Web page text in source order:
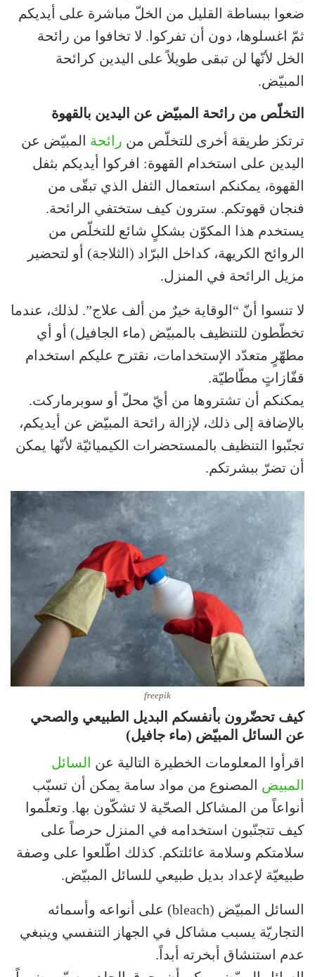
ضعوا ببساطة القليل من الخلّ مباشرة على أيديكم
ثمّ اغسلوها، دون أن تفركوا. لا تخافوا من رائحة
الخل لأنّها لن تبقى طويلاً على اليدين كرائحة
المبيّض.
التخلّص من رائحة المبيّض عن اليدين بالقهوة
ترتكز طريقة أخرى للتخلّص من رائحة المبيّض عن
اليدين على استخدام القهوة: افركوا أيديكم بثفل
القهوة، يمكنكم استعمال الثفل الذي تبقّى من
فنجان قهوتكم. سترون كيف ستختفي الرائحة.
يستخدم هذا المكوّن بشكلٍ شائع للتخلّص من
الروائح الكريهة، كداخل البرّاد (الثلاجة) أو لتحضير
مزيل الرائحة في المنزل.
لا تنسوا أنّ “الوقاية خيرٌ من ألف علاج”. لذلك، عندما
تخطّطون للتنظيف بالمبيّض (ماء الجافيل) أو أي
مطهّرٍ متعدّد الإستخدامات، نقترح عليكم استخدام
قفّازاتٍ مطّاطيّة.
يمكنكم أن تشتروها من أيّ محلّ أو سوبرماركت.
بالإضافة إلى ذلك، لإزالة رائحة المبيّض عن أيديكم،
تجنّبوا التنظيف بالمستحضرات الكيميائيّة لأنّها يمكن
أن تضرّ ببشرتكم.
freepik
كيف تحضّرون بأنفسكم البديل الطبيعي والصحي
عن السائل المبيّض (ماء جافيل)
اقرأوا المعلومات الخطيرة التالية عن السائل
المبيض المصنوع من مواد سامة يمكن أن تسبّب
أنواعاً من المشاكل الصحّية لا تشكّون بها. وتعلّموا
كيف تتجنّبون استخدامه في المنزل حرصاً على
سلامتكم وسلامة عائلتكم. كذلك اطّلعوا على وصفة
طبيعيّة لإعداد بديل طبيعي للسائل المبيّض.
السائل المبيّض (bleach) على أنواعه وأسمائه
التجاريّة يسبب مشاكل في الجهاز التنفسي وينبغي
عدم استنشاق أبخرته أبداً.